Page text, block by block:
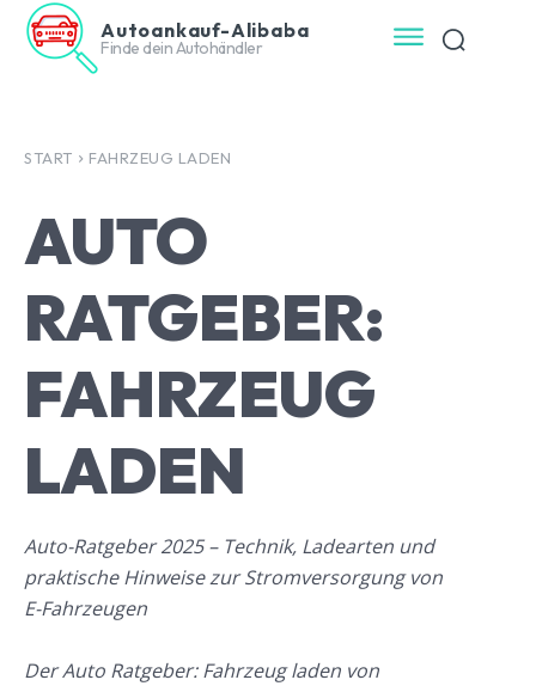
Autoankauf-Alibaba
Finde dein Autohändler
START FAHRZEUG LADEN
AUTO
RATGEBER:
FAHRZEUG
LADEN
Auto-Ratgeber 2025 – Technik, Ladearten und
praktische Hinweise zur Stromversorgung von
E-Fahrzeugen
Der Auto Ratgeber: Fahrzeug laden von